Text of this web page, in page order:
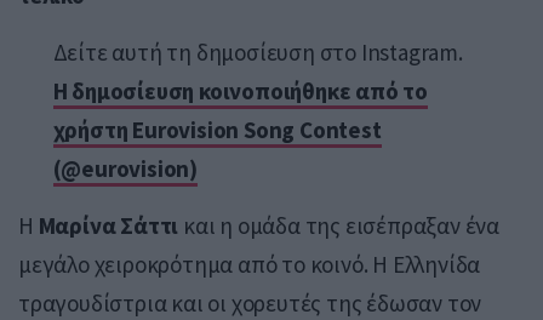
Δείτε αυτή τη δημοσίευση στο Instagram.
Η δημοσίευση κοινοποιήθηκε από το
χρήστη Eurovision Song Contest
(@eurovision)
Η Μαρίνα Σάττι και η ομάδα της εισέπραξαν ένα
μεγάλο χειροκρότημα από το κοινό. Η Ελληνίδα
τραγουδίστρια και οι χορευτές της έδωσαν τον